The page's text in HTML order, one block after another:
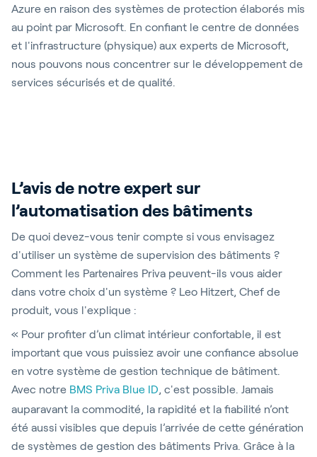
Azure en raison des systèmes de protection élaborés mis
au point par Microsoft. En confiant le centre de données
et l'infrastructure (physique) aux experts de Microsoft,
nous pouvons nous concentrer sur le développement de
services sécurisés et de qualité.
L’avis de notre expert sur
l’automatisation des bâtiments
De quoi devez-vous tenir compte si vous envisagez
d'utiliser un système de supervision des bâtiments ?
Comment les Partenaires Priva peuvent-ils vous aider
dans votre choix d'un système ? Leo Hitzert, Chef de
produit, vous l'explique :
« Pour profiter d’un climat intérieur confortable, il est
important que vous puissiez avoir une confiance absolue
en votre système de gestion technique de bâtiment.
Avec notre BMS Priva Blue ID, c'est possible. Jamais
auparavant la commodité, la rapidité et la fiabilité n’ont
été aussi visibles que depuis l’arrivée de cette génération
de systèmes de gestion des bâtiments Priva. Grâce à la